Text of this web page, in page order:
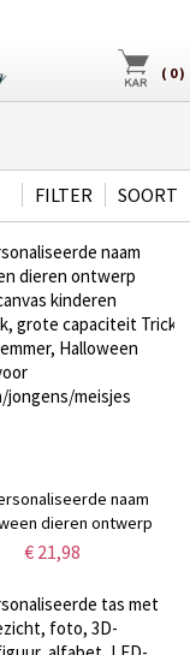
( 0)
SOORT
FILTER
naam
dieren ontwerp
canvas kinderen
emmer, Halloween
cadeau voor
jongens/meisjes
€ 21,98